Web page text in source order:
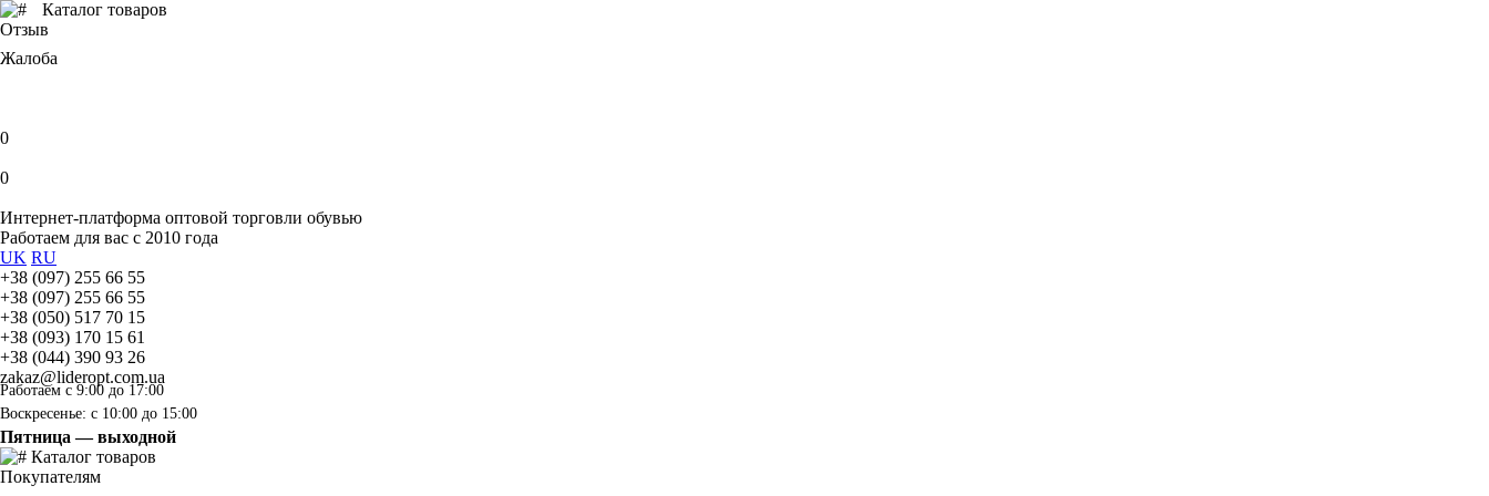
Каталог товаров
Отзыв
Жалоба
0
0
Интернет-платформа оптовой торговли обувью
Работаем для вас с 2010 года
UK RU
+38 (097) 255 66 55
+38 (097) 255 66 55
+38 (050) 517 70 15
+38 (093) 170 15 61
+38 (044) 390 93 26
zakaz@lideropt.com.ua
Работаем с 9:00 до 17:00
Воскресенье: с 10:00 до 15:00
Пятница — выходной
Каталог товаров
Покупателям